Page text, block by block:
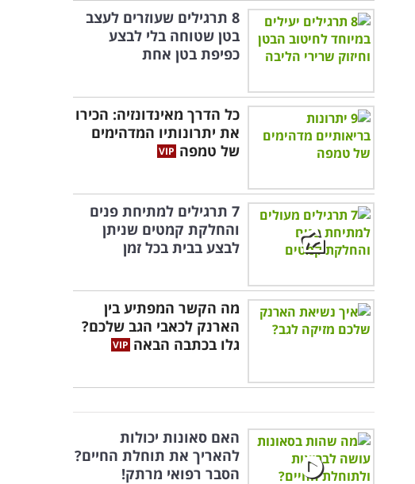
8 תרגילים שעוזרים לעצב
בטן שטוחה בלי לבצע
כפיפת בטן אחת
כל הדרך מאינדונזיה: הכירו
את יתרונותיו המדהימים
של טמפה
7 תרגילים למתיחת פנים
והחלקת קמטים שניתן
לבצע בבית בכל זמן
מה הקשר המפתיע בין
הארנק לכאבי הגב שלכם?
גלו בכתבה הבאה
האם סאונות יכולות
להאריך את תוחלת החיים?
הסבר רפואי מרתק!